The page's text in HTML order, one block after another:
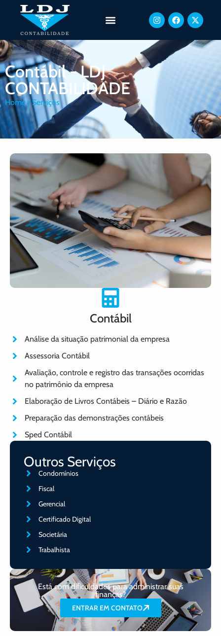
Contábil - LDJ
CONTABILIDADE
Home/ Serviços
Contábil
Análise da situação patrimonial da empresa
Assessoria Contábil
Avaliação, controle e registro das transações ocorridas
no patrimônio da empresa
Elaboração de Livros Contábeis – Diário e Razão
Preparação das demonstrações contábeis
Sped Contábil
Outros Serviços
Condomínios
Fiscal
Gerencial
Certificado Digital
Societária
Trabalhista
Está com dificuldades para administrar suas
finanças?
ENTRAR EM CONTATO